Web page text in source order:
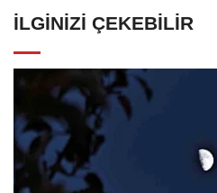
İLGINIZI ÇEKEBILIR